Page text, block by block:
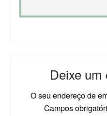
Deixe
O seu endereço de
Campos